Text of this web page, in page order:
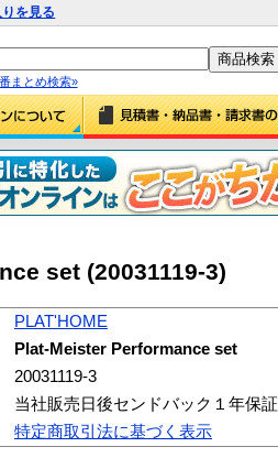
を見る
まとめ検索»
set (20031119-3)
PLAT'HOME
Plat-Meister Performance set
20031119-3
当社販売日後センドバック１年保証
特定商取引法に基づく表示